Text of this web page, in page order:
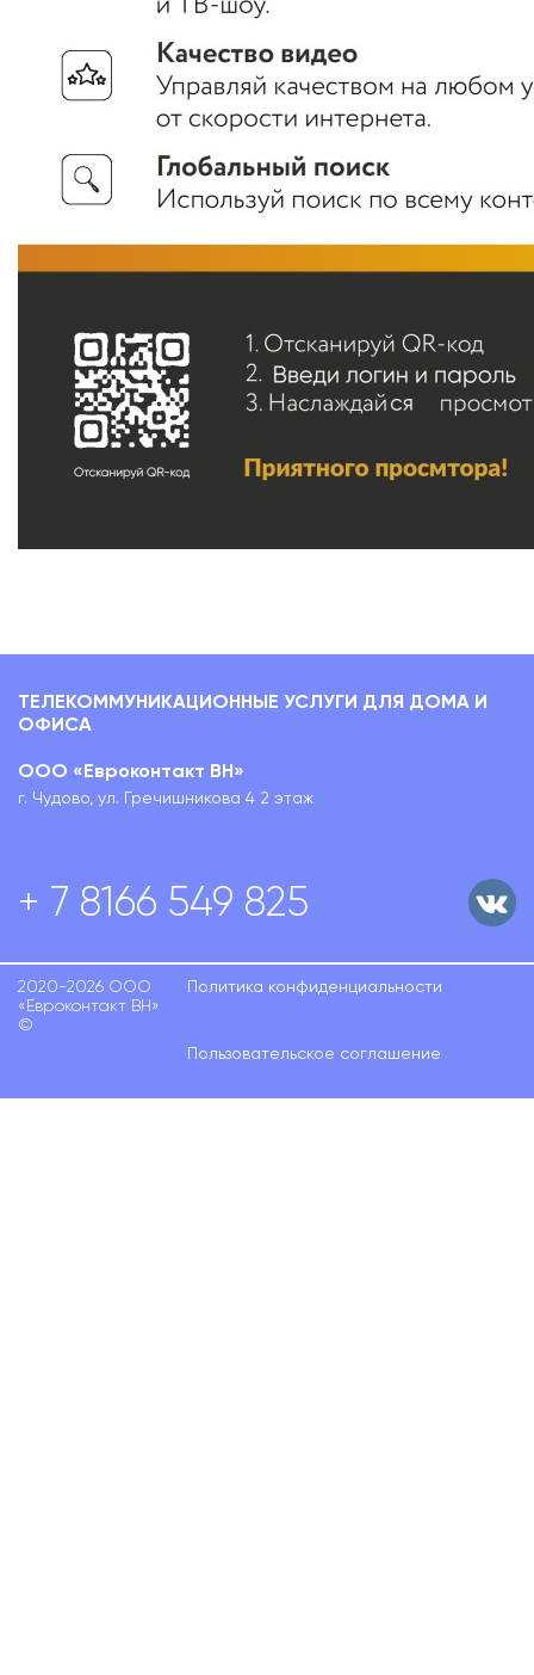
ТЕЛЕКОММУНИКАЦИОННЫЕ УСЛУГИ ДЛЯ ДОМА И
ОФИСА
ООО «Евроконтакт ВН»
г. Чудово, ул. Гречишникова 4 2 этаж
+ 7 8166 549 825
2020-2026 ООО
«Евроконтакт ВН»
©
Политика конфиденциальности
Пользовательское соглашение